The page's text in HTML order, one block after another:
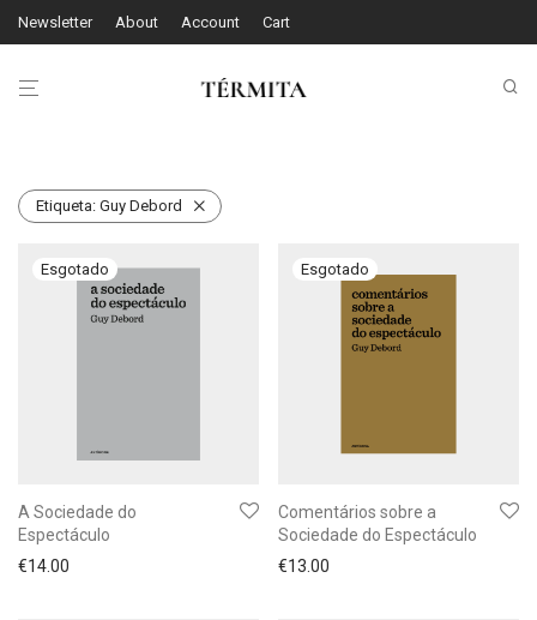
Newsletter About Account Cart
Etiqueta: Guy Debord
A Sociedade do
Espectáculo
€14.00
Comentários sobre a
Sociedade do Espectáculo
€13.00